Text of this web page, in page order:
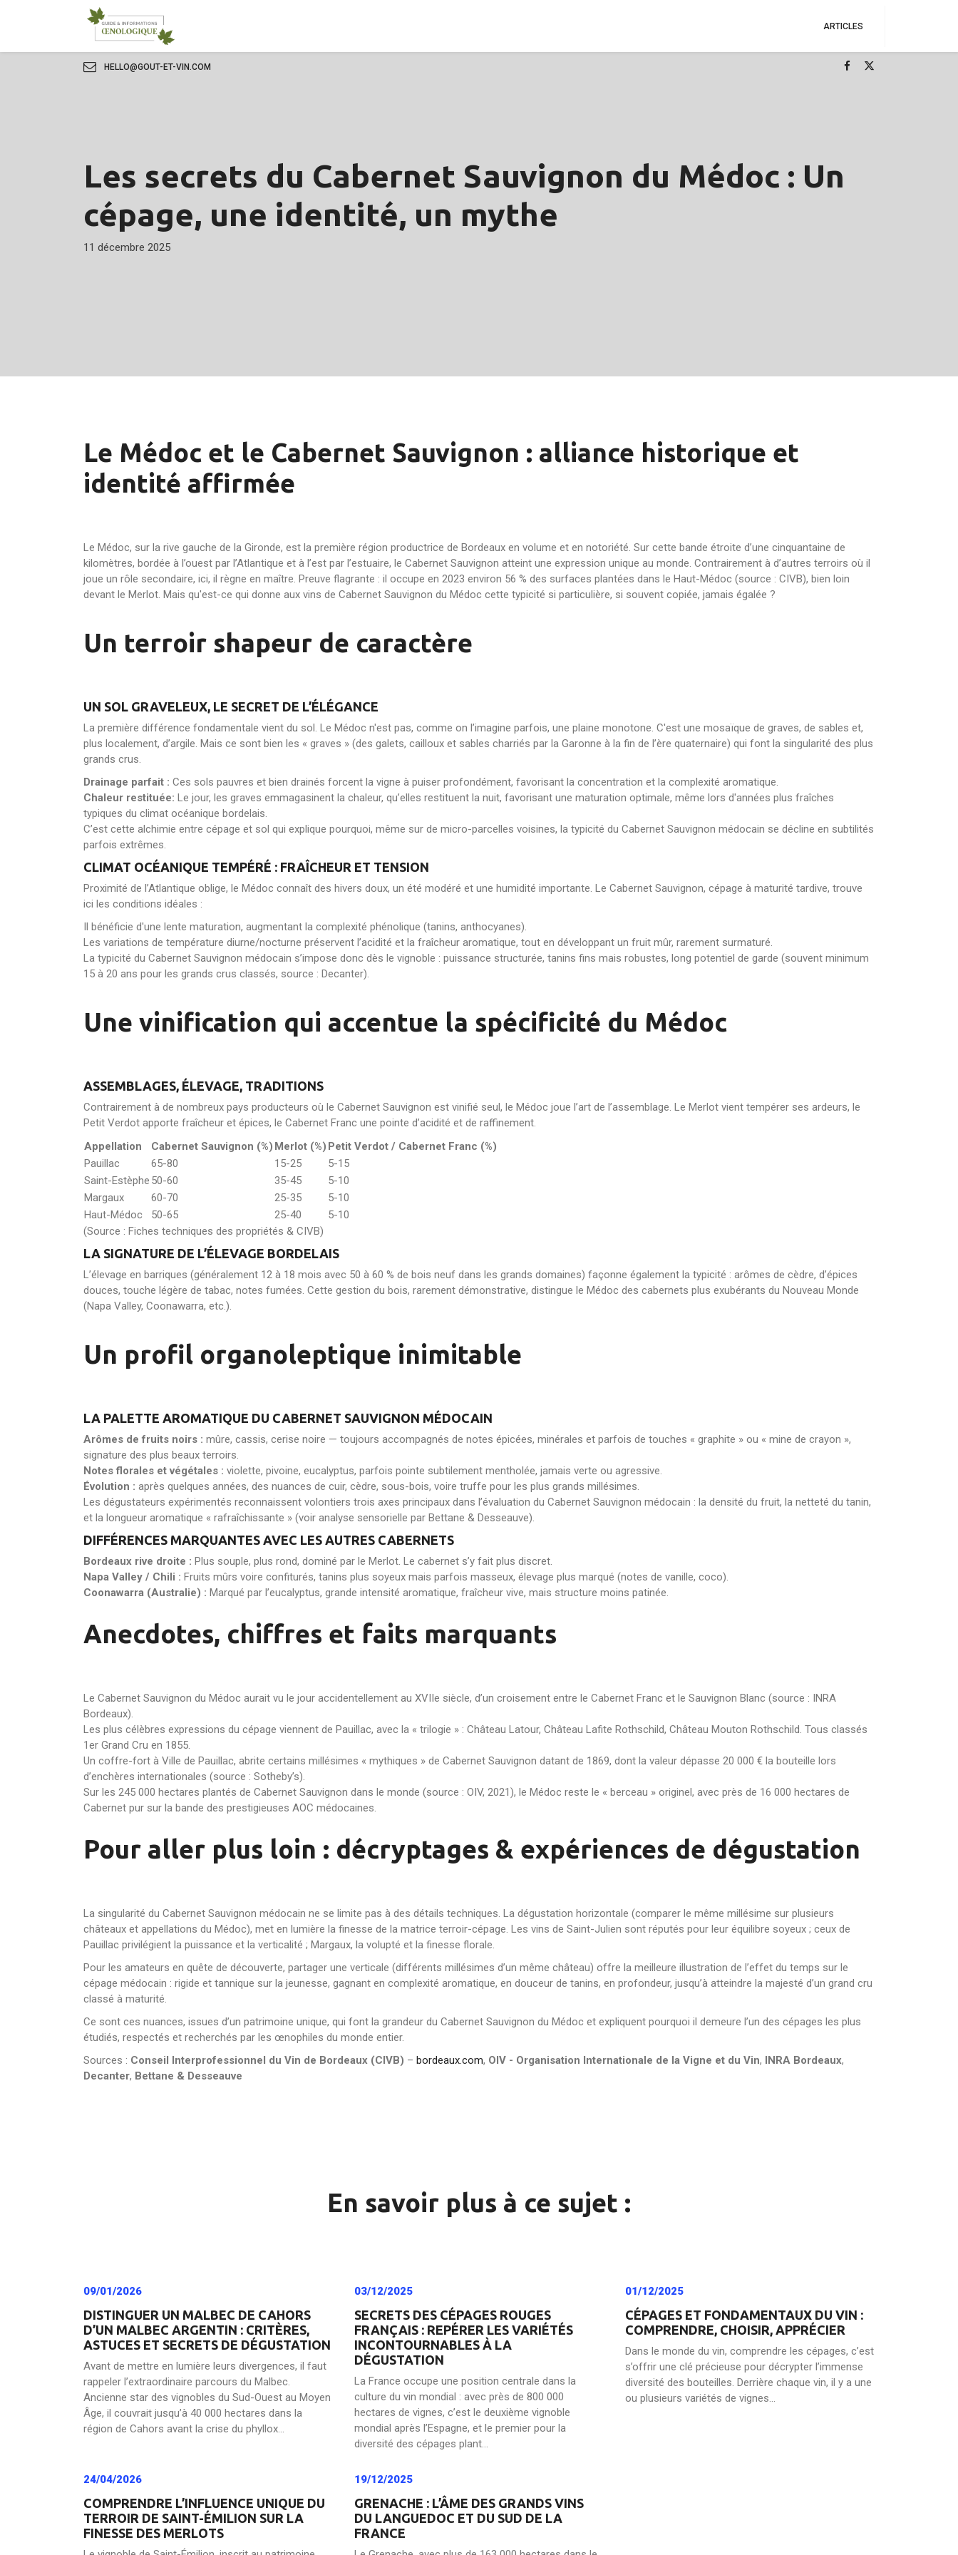
ARTICLES
HELLO@GOUT-ET-VIN.COM
Les secrets du Cabernet Sauvignon du Médoc : Un
cépage, une identité, un mythe
11 décembre 2025
Le Médoc et le Cabernet Sauvignon : alliance historique et
identité affirmée
Le Médoc, sur la rive gauche de la Gironde, est la première région productrice de Bordeaux en volume et en notoriété. Sur cette bande étroite d’une cinquantaine de
kilomètres, bordée à l’ouest par l’Atlantique et à l’est par l’estuaire, le Cabernet Sauvignon atteint une expression unique au monde. Contrairement à d’autres terroirs où il
joue un rôle secondaire, ici, il règne en maître. Preuve flagrante : il occupe en 2023 environ 56 % des surfaces plantées dans le Haut-Médoc (source : CIVB), bien loin
devant le Merlot. Mais qu'est-ce qui donne aux vins de Cabernet Sauvignon du Médoc cette typicité si particulière, si souvent copiée, jamais égalée ?
Un terroir shapeur de caractère
UN SOL GRAVELEUX, LE SECRET DE L’ÉLÉGANCE
La première différence fondamentale vient du sol. Le Médoc n'est pas, comme on l’imagine parfois, une plaine monotone. C'est une mosaïque de graves, de sables et,
plus localement, d’argile. Mais ce sont bien les « graves » (des galets, cailloux et sables charriés par la Garonne à la fin de l’ère quaternaire) qui font la singularité des plus
grands crus.
Drainage parfait : Ces sols pauvres et bien drainés forcent la vigne à puiser profondément, favorisant la concentration et la complexité aromatique.
Chaleur restituée: Le jour, les graves emmagasinent la chaleur, qu’elles restituent la nuit, favorisant une maturation optimale, même lors d'années plus fraîches
typiques du climat océanique bordelais.
C’est cette alchimie entre cépage et sol qui explique pourquoi, même sur de micro-parcelles voisines, la typicité du Cabernet Sauvignon médocain se décline en subtilités
parfois extrêmes.
CLIMAT OCÉANIQUE TEMPÉRÉ : FRAÎCHEUR ET TENSION
Proximité de l’Atlantique oblige, le Médoc connaît des hivers doux, un été modéré et une humidité importante. Le Cabernet Sauvignon, cépage à maturité tardive, trouve
ici les conditions idéales :
Il bénéficie d'une lente maturation, augmentant la complexité phénolique (tanins, anthocyanes).
Les variations de température diurne/nocturne préservent l’acidité et la fraîcheur aromatique, tout en développant un fruit mûr, rarement surmaturé.
La typicité du Cabernet Sauvignon médocain s’impose donc dès le vignoble : puissance structurée, tanins fins mais robustes, long potentiel de garde (souvent minimum
15 à 20 ans pour les grands crus classés, source : Decanter).
Une vinification qui accentue la spécificité du Médoc
ASSEMBLAGES, ÉLEVAGE, TRADITIONS
Contrairement à de nombreux pays producteurs où le Cabernet Sauvignon est vinifié seul, le Médoc joue l’art de l’assemblage. Le Merlot vient tempérer ses ardeurs, le
Petit Verdot apporte fraîcheur et épices, le Cabernet Franc une pointe d’acidité et de raffinement.
Appellation
Cabernet Sauvignon (%) Merlot (%) Petit Verdot / Cabernet Franc (%)
Pauillac
65-80 15-25
5-15
Saint-Estèphe 50-60 35-45
5-10
Margaux
60-70 25-35
5-10
Haut-Médoc
50-65 25-40
5-10
(Source : Fiches techniques des propriétés & CIVB)
LA SIGNATURE DE L’ÉLEVAGE BORDELAIS
L’élevage en barriques (généralement 12 à 18 mois avec 50 à 60 % de bois neuf dans les grands domaines) façonne également la typicité : arômes de cèdre, d’épices
douces, touche légère de tabac, notes fumées. Cette gestion du bois, rarement démonstrative, distingue le Médoc des cabernets plus exubérants du Nouveau Monde
(Napa Valley, Coonawarra, etc.).
Un profil organoleptique inimitable
LA PALETTE AROMATIQUE DU CABERNET SAUVIGNON MÉDOCAIN
Arômes de fruits noirs : mûre, cassis, cerise noire — toujours accompagnés de notes épicées, minérales et parfois de touches « graphite » ou « mine de crayon »,
signature des plus beaux terroirs.
Notes florales et végétales : violette, pivoine, eucalyptus, parfois pointe subtilement mentholée, jamais verte ou agressive.
Évolution : après quelques années, des nuances de cuir, cèdre, sous-bois, voire truffe pour les plus grands millésimes.
Les dégustateurs expérimentés reconnaissent volontiers trois axes principaux dans l’évaluation du Cabernet Sauvignon médocain : la densité du fruit, la netteté du tanin,
et la longueur aromatique « rafraîchissante » (voir analyse sensorielle par Bettane & Desseauve).
DIFFÉRENCES MARQUANTES AVEC LES AUTRES CABERNETS
Bordeaux rive droite : Plus souple, plus rond, dominé par le Merlot. Le cabernet s’y fait plus discret.
Napa Valley / Chili : Fruits mûrs voire confiturés, tanins plus soyeux mais parfois masseux, élevage plus marqué (notes de vanille, coco).
Coonawarra (Australie) : Marqué par l’eucalyptus, grande intensité aromatique, fraîcheur vive, mais structure moins patinée.
Anecdotes, chiffres et faits marquants
Le Cabernet Sauvignon du Médoc aurait vu le jour accidentellement au XVIIe siècle, d’un croisement entre le Cabernet Franc et le Sauvignon Blanc (source : INRA
Bordeaux).
Les plus célèbres expressions du cépage viennent de Pauillac, avec la « trilogie » : Château Latour, Château Lafite Rothschild, Château Mouton Rothschild. Tous classés
1er Grand Cru en 1855.
Un coffre-fort à Ville de Pauillac, abrite certains millésimes « mythiques » de Cabernet Sauvignon datant de 1869, dont la valeur dépasse 20 000 € la bouteille lors
d’enchères internationales (source : Sotheby’s).
Sur les 245 000 hectares plantés de Cabernet Sauvignon dans le monde (source : OIV, 2021), le Médoc reste le « berceau » originel, avec près de 16 000 hectares de
Cabernet pur sur la bande des prestigieuses AOC médocaines.
Pour aller plus loin : décryptages & expériences de dégustation
La singularité du Cabernet Sauvignon médocain ne se limite pas à des détails techniques. La dégustation horizontale (comparer le même millésime sur plusieurs
châteaux et appellations du Médoc), met en lumière la finesse de la matrice terroir-cépage. Les vins de Saint-Julien sont réputés pour leur équilibre soyeux ; ceux de
Pauillac privilégient la puissance et la verticalité ; Margaux, la volupté et la finesse florale.
Pour les amateurs en quête de découverte, partager une verticale (différents millésimes d’un même château) offre la meilleure illustration de l’effet du temps sur le
cépage médocain : rigide et tannique sur la jeunesse, gagnant en complexité aromatique, en douceur de tanins, en profondeur, jusqu’à atteindre la majesté d’un grand cru
classé à maturité.
Ce sont ces nuances, issues d’un patrimoine unique, qui font la grandeur du Cabernet Sauvignon du Médoc et expliquent pourquoi il demeure l’un des cépages les plus
étudiés, respectés et recherchés par les œnophiles du monde entier.
Sources : Conseil Interprofessionnel du Vin de Bordeaux (CIVB) – bordeaux.com, OIV - Organisation Internationale de la Vigne et du Vin, INRA Bordeaux,
Decanter, Bettane & Desseauve
En savoir plus à ce sujet :
09/01/2026
DISTINGUER UN MALBEC DE CAHORS
D’UN MALBEC ARGENTIN : CRITÈRES,
ASTUCES ET SECRETS DE DÉGUSTATION
Avant de mettre en lumière leurs divergences, il faut
rappeler l’extraordinaire parcours du Malbec.
Ancienne star des vignobles du Sud-Ouest au Moyen
Âge, il couvrait jusqu’à 40 000 hectares dans la
région de Cahors avant la crise du phyllox...
03/12/2025
SECRETS DES CÉPAGES ROUGES
FRANÇAIS : REPÉRER LES VARIÉTÉS
INCONTOURNABLES À LA
DÉGUSTATION
La France occupe une position centrale dans la
culture du vin mondial : avec près de 800 000
hectares de vignes, c’est le deuxième vignoble
mondial après l’Espagne, et le premier pour la
diversité des cépages plant...
01/12/2025
CÉPAGES ET FONDAMENTAUX DU VIN :
COMPRENDRE, CHOISIR, APPRÉCIER
Dans le monde du vin, comprendre les cépages, c’est
s’offrir une clé précieuse pour décrypter l’immense
diversité des bouteilles. Derrière chaque vin, il y a une
ou plusieurs variétés de vignes...
24/04/2026
COMPRENDRE L’INFLUENCE UNIQUE DU
TERROIR DE SAINT-ÉMILION SUR LA
FINESSE DES MERLOTS
19/12/2025
GRENACHE : L’ÂME DES GRANDS VINS
DU LANGUEDOC ET DU SUD DE LA
FRANCE